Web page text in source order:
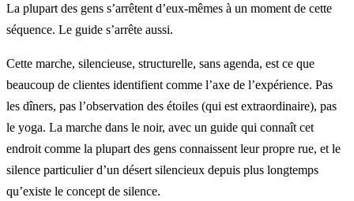
La plupart des gens s’arrêtent d’eux-mêmes à un moment de cette
séquence. Le guide s’arrête aussi.
Cette marche, silencieuse, structurelle, sans agenda, est ce que
beaucoup de clientes identifient comme l’axe de l’expérience. Pas
les dîners, pas l’observation des étoiles (qui est extraordinaire), pas
le yoga. La marche dans le noir, avec un guide qui connaît cet
endroit comme la plupart des gens connaissent leur propre rue, et le
silence particulier d’un désert silencieux depuis plus longtemps
qu’existe le concept de silence.